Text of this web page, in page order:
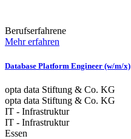
Berufserfahrene
Mehr erfahren
Database Platform Engineer (w/m/x)
opta data Stiftung & Co. KG
opta data Stiftung & Co. KG
IT - Infrastruktur
IT - Infrastruktur
Essen